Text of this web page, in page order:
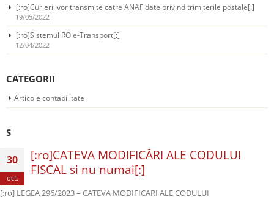
[:ro]Curierii vor transmite catre ANAF date privind trimiterile postale[:]
19/05/2022
[:ro]Sistemul RO e-Transport[:]
12/04/2022
CATEGORII
Articole contabilitate
S
30
oct.
[:ro]CATEVA MODIFICĂRI ALE CODULUI
FISCAL si nu numai[:]
[:ro] LEGEA 296/2023 – CATEVA MODIFICARI ALE CODULUI